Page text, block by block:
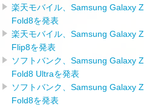
楽天モバイル、Samsung Galaxy Z
Fold8を発表
楽天モバイル、Samsung Galaxy Z
Flip8を発表
ソフトバンク、Samsung Galaxy Z
Fold8 Ultraを発表
ソフトバンク、Samsung Galaxy Z
Fold8を発表